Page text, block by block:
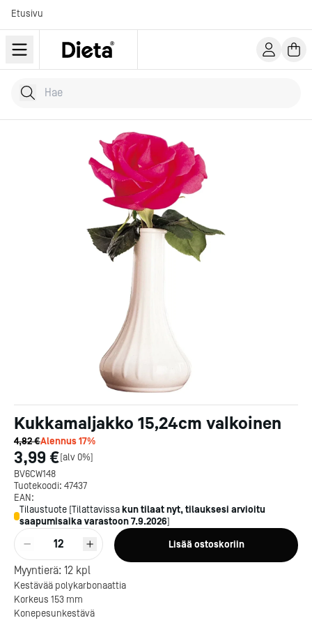
Etusivu
Hae tuotteita
Kirjoita hakusana...
Kukkamaljakko 15,24cm valkoinen
4,82 €Alennus17%
3,99 €[alv 0%]
BV6CW148
Tuotekoodi: 47437
EAN:
Tilaustuote [Tilattavissa kun tilaat nyt, tilauksesi arvioitu
saapumisaika varastoon7.9.2026]
12 Lisää ostoskoriin
Myyntierä: 12 kpl
Kestävää polykarbonaattia
Korkeus 153 mm
Konepesunkestävä
Kotipizza on vuonna 1987
perustettu yritys, jolla on yli
300 ravintolaa eri puolella
Suomea. Dieta on tehnyt